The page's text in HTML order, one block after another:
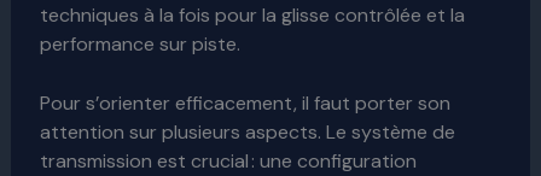
techniques à la fois pour la glisse contrôlée et la
performance sur piste.
Pour s’orienter efficacement, il faut porter son
attention sur plusieurs aspects. Le système de
transmission est crucial : une configuration